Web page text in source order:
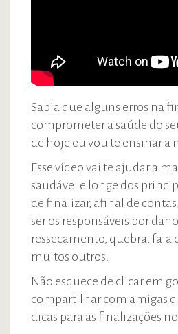
Sabia que alguns erros na
comprometer a saúde do
de hoje eu vou te ensinar a
Esse vídeo vai te ajudar a
saudável e longe dos
de finalizar, afinal de
ser os responsáveis por
ressecamento, quebra, fala
muitos outros.
Não esquece de clicar em
compartilhar com amigas
dicas para as finalizações